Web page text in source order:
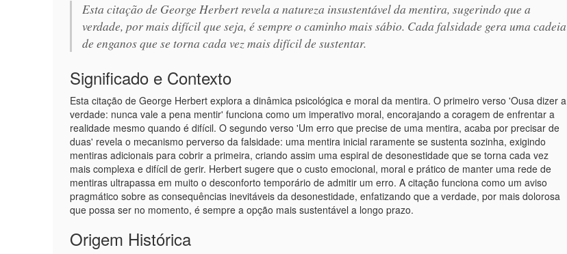
Esta citação de George Herbert revela a natureza insustentável da mentira, sugerindo que a
verdade, por mais difícil que seja, é sempre o caminho mais sábio. Cada falsidade gera uma cadeia
de enganos que se torna cada vez mais difícil de sustentar.
Significado e Contexto
Esta citação de George Herbert explora a dinâmica psicológica e moral da mentira. O primeiro verso 'Ousa dizer a
verdade: nunca vale a pena mentir' funciona como um imperativo moral, encorajando a coragem de enfrentar a
realidade mesmo quando é difícil. O segundo verso 'Um erro que precise de uma mentira, acaba por precisar de
duas' revela o mecanismo perverso da falsidade: uma mentira inicial raramente se sustenta sozinha, exigindo
mentiras adicionais para cobrir a primeira, criando assim uma espiral de desonestidade que se torna cada vez
mais complexa e difícil de gerir. Herbert sugere que o custo emocional, moral e prático de manter uma rede de
mentiras ultrapassa em muito o desconforto temporário de admitir um erro. A citação funciona como um aviso
pragmático sobre as consequências inevitáveis da desonestidade, enfatizando que a verdade, por mais dolorosa
que possa ser no momento, é sempre a opção mais sustentável a longo prazo.
Origem Histórica